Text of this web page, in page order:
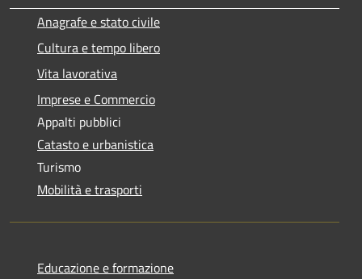
Anagrafe e stato civile
Cultura e tempo libero
Vita lavorativa
Imprese e Commercio
Appalti pubblici
Catasto e urbanistica
Turismo
Mobilità e trasporti
Educazione e formazione